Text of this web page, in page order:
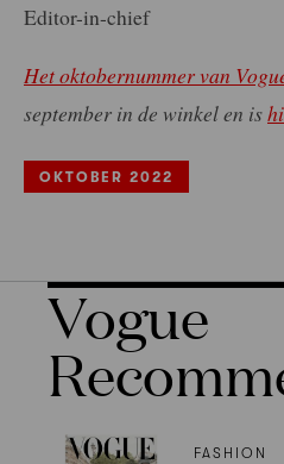
Editor-in-chief
Het oktobernummer van
september in de winkel en is
OKTOBER 2022
Vogue
FASHION